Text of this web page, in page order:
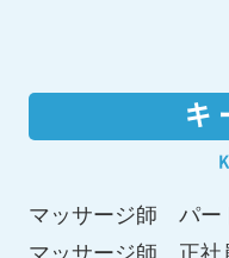
キ
マッサージ師 パー
マッサージ師 正社